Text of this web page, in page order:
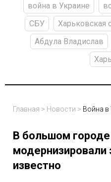
война в Украине
СБУ
Харьковская
Абдула Владислав
Главная > Новости > Война в
В большом
модернизировали
известно